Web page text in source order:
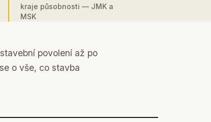
kraje působnosti — JMK a
MSK
povolení až po
o vše, co stavba